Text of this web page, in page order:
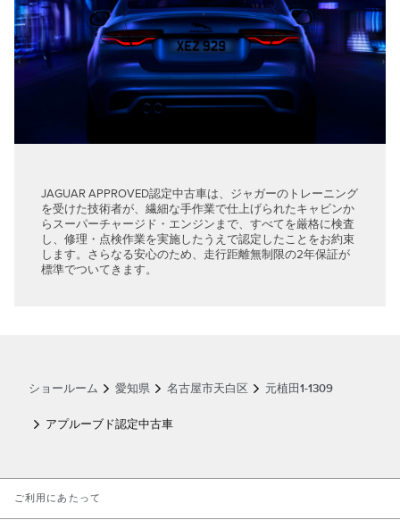
JAGUAR APPROVED認定中古車は、ジャガーのトレーニング
を受けた技術者が、繊細な手作業で仕上げられたキャビンか
らスーパーチャージド・エンジンまで、すべてを厳格に検査
し、修理・点検作業を実施したうえで認定したことをお約束
します。さらなる安心のため、走行距離無制限の2年保証が
標準でついてきます。
ショールーム 愛知県 名古屋市天白区 元植田1-1309
アプルーブド認定中古車
ご利用にあたって